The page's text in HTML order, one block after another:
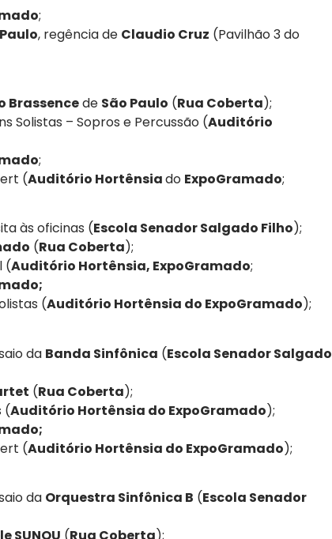
;
, regência de Claudio Cruz (Pavilhão 3 do
Brassencede São Paulo (Rua Coberta);
Solistas – Sopros e Percussão (Auditório
;
(Auditório Hortênsiado ExpoGramado;
às oficinas (Escola Senador Salgado Filho);
(Rua Coberta);
(Auditório Hortênsia, ExpoGramado;
(Auditório Hortênsia do ExpoGramado);
da Banda Sinfônica (Escola Senador Salgado
(Rua Coberta);
(Auditório Hortênsia do ExpoGramado);
(Auditório Hortênsia do ExpoGramado);
da Orquestra Sinfônica B (Escola Senador